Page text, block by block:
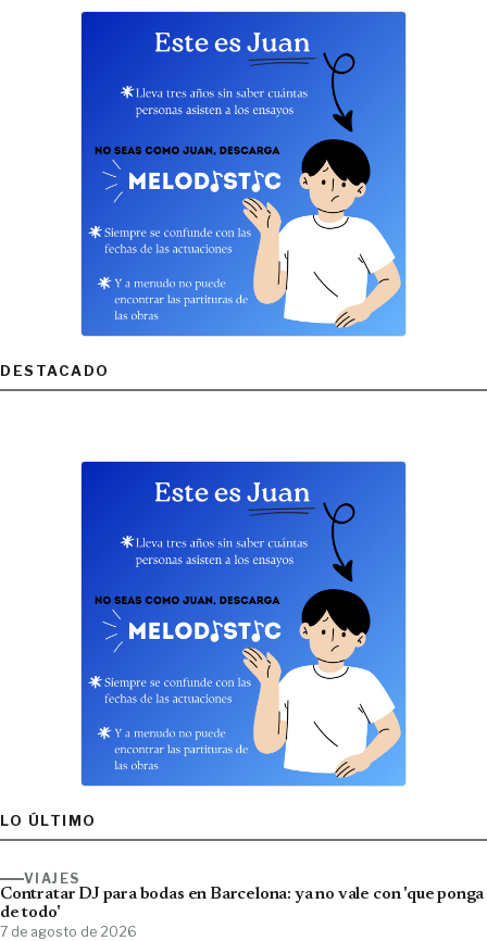
DESTACADO
LO ÚLTIMO
VIAJES
Contratar DJ para bodas en Barcelona: ya no vale con 'que ponga
de todo'
7 de agosto de 2026